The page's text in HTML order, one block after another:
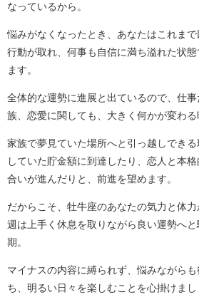
なっているから。
悩みがなくなったとき、あなたはこれま
行動が取れ、何事も自信に満ち溢れた状
ます。
全体的な運勢に進展と出ているので、仕
族、恋愛に関しても、大きく何かが変わる
家族で夢見ていた場所へと引っ越しでき
していた貯金額に到達したり、恋人と本格
合いが進んだりと、前進を望めます。
だからこそ、牡牛座のあなたの気力と体
週は上手く休息を取りながら良い運勢へ
期。
マイナスの内容に縛られず、悩みながら
ち、明るい日々を楽しむことを心掛けまし